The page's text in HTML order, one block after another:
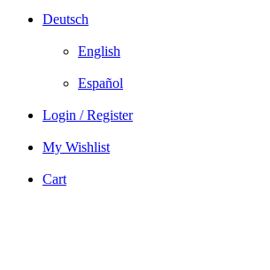
Deutsch
English
Español
Login / Register
My Wishlist
Cart